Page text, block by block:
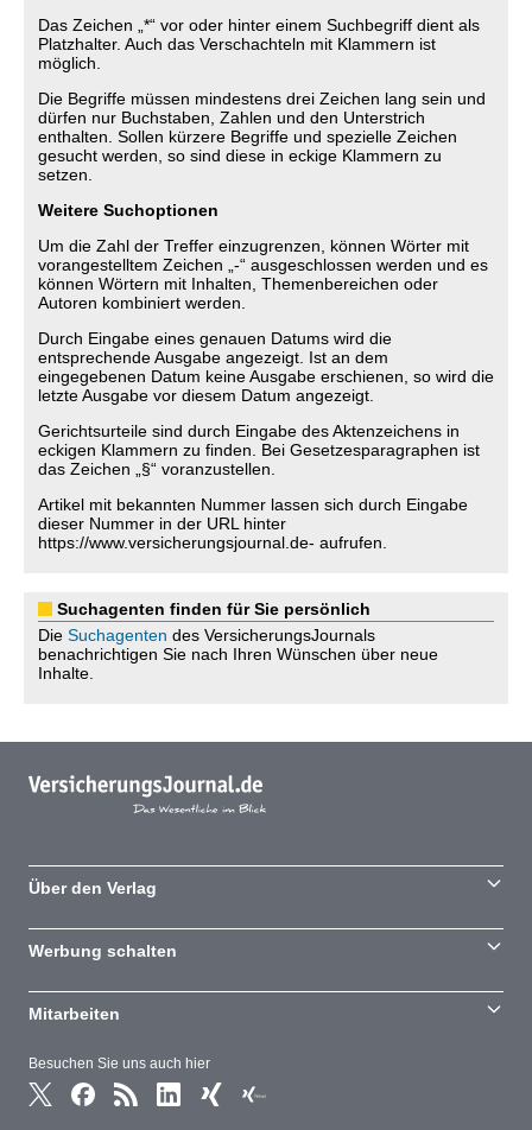
Das Zeichen „*“ vor oder hinter einem Suchbegriff dient als
Platzhalter. Auch das Verschachteln mit Klammern ist
möglich.
Die Begriffe müssen mindestens drei Zeichen lang sein und
dürfen nur Buchstaben, Zahlen und den Unterstrich
enthalten. Sollen kürzere Begriffe und spezielle Zeichen
gesucht werden, so sind diese in eckige Klammern zu
setzen.
Weitere Suchoptionen
Um die Zahl der Treffer einzugrenzen, können Wörter mit
vorangestelltem Zeichen „-“ ausgeschlossen werden und es
können Wörtern mit Inhalten, Themenbereichen oder
Autoren kombiniert werden.
Durch Eingabe eines genauen Datums wird die
entsprechende Ausgabe angezeigt. Ist an dem
eingegebenen Datum keine Ausgabe erschienen, so wird die
letzte Ausgabe vor diesem Datum angezeigt.
Gerichtsurteile sind durch Eingabe des Aktenzeichens in
eckigen Klammern zu finden. Bei Gesetzesparagraphen ist
das Zeichen „§“ voranzustellen.
Artikel mit bekannten Nummer lassen sich durch Eingabe
dieser Nummer in der URL hinter
https://www.versicherungsjournal.de- aufrufen.
Suchagenten finden für Sie persönlich
Die Suchagenten des VersicherungsJournals
benachrichtigen Sie nach Ihren Wünschen über neue
Inhalte.
Besuchen Sie uns auch hier
Über den Verlag
Werbung schalten
Mitarbeiten